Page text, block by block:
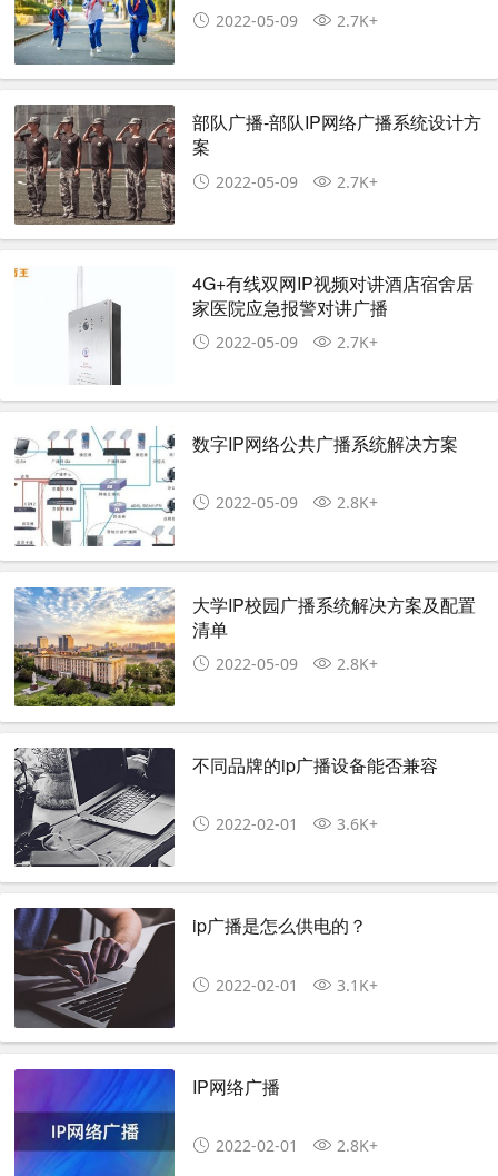
2022-05-09 2.7K+
部队广播-部队IP网络广播系统设计方
案
2022-05-09 2.7K+
4G+有线双网IP视频对讲酒店宿舍居
家医院应急报警对讲广播
2022-05-09 2.7K+
数字IP网络公共广播系统解决方案
2022-05-09 2.8K+
大学IP校园广播系统解决方案及配置
清单
2022-05-09 2.8K+
不同品牌的ip广播设备能否兼容
2022-02-01 3.6K+
ip广播是怎么供电的？
2022-02-01 3.1K+
IP网络广播
2022-02-01 2.8K+